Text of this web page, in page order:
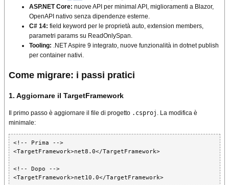
ASP.NET Core: nuove API per minimal API, miglioramenti a Blazor,
OpenAPI nativo senza dipendenze esterne.
C# 14: field keyword per le proprietà auto, extension members,
parametri params su ReadOnlySpan.
Tooling: .NET Aspire 9 integrato, nuove funzionalità in dotnet publish
per container nativi.
Come migrare: i passi pratici
1. Aggiornare il TargetFramework
Il primo passo è aggiornare il file di progetto .csproj . La modifica è
minimale:
<!-- Prima -->
<TargetFramework>net8.0</TargetFramework>
<!-- Dopo -->
<TargetFramework>net10.0</TargetFramework>